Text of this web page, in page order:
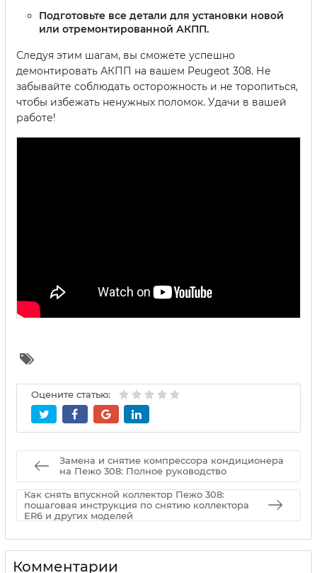
Подготовьте все детали для установки новой
или отремонтированной АКПП.
Следуя этим шагам, вы сможете успешно
демонтировать АКПП на вашем Peugeot 308. Не
забывайте соблюдать осторожность и не торопиться,
чтобы избежать ненужных поломок. Удачи в вашей
работе!
Оцените статью:
Замена и снятие компрессора кондиционера
на Пежо 308: Полное руководство
Как снять впускной коллектор Пежо 308:
пошаговая инструкция по снятию коллектора
ER6 и других моделей
Комментарии